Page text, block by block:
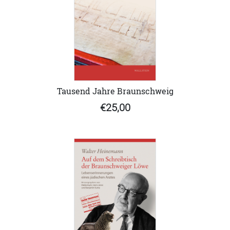
Tausend Jahre Braunschweig
€25,00